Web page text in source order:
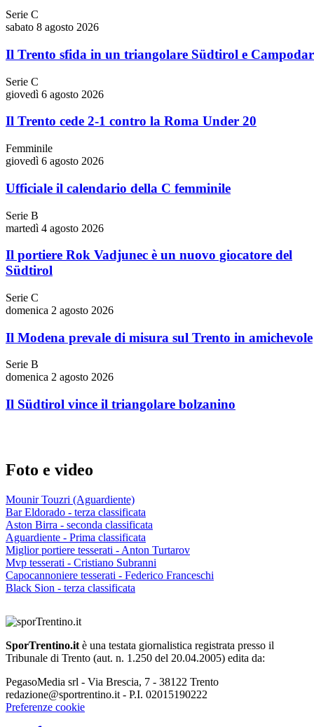
Serie C
sabato 8 agosto 2026
Il Trento sfida in un triangolare Südtirol e
Serie C
giovedì 6 agosto 2026
Il Trento cede 2-1 contro la Roma Under 20
Femminile
giovedì 6 agosto 2026
Ufficiale il calendario della C femminile
Serie B
martedì 4 agosto 2026
Il portiere Rok Vadjunec è un nuovo giocatore del
Südtirol
Serie C
domenica 2 agosto 2026
Il Modena prevale di misura sul Trento in amichevole
Serie B
domenica 2 agosto 2026
Il Südtirol vince il triangolare bolzanino
Foto e video
Mounir Touzri (Aguardiente)
Bar Eldorado - terza classificata
Aston Birra - seconda classificata
Aguardiente - Prima classificata
Miglior portiere tesserati - Anton Turtarov
Mvp tesserati - Cristiano Subranni
Capocannoniere tesserati - Federico Franceschi
Black Sion - terza classificata
SporTrentino.it è una testata giornalistica registrata presso il
Tribunale di Trento (aut. n. 1.250 del 20.04.2005) edita da:
PegasoMedia srl - Via Brescia, 7 - 38122 Trento
redazione@sportrentino.it - P.I. 02015190222
Preferenze cookie